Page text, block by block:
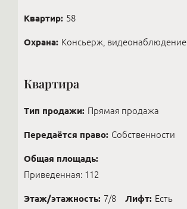
Квартир: 58
Охрана: Консьерж, видеонаблюдение
Квартира
Тип продажи: Прямая продажа
Передаётся право: Собственности
Общая площадь:
Приведенная: 112
Этаж/этажность: 7/8 Лифт: Есть